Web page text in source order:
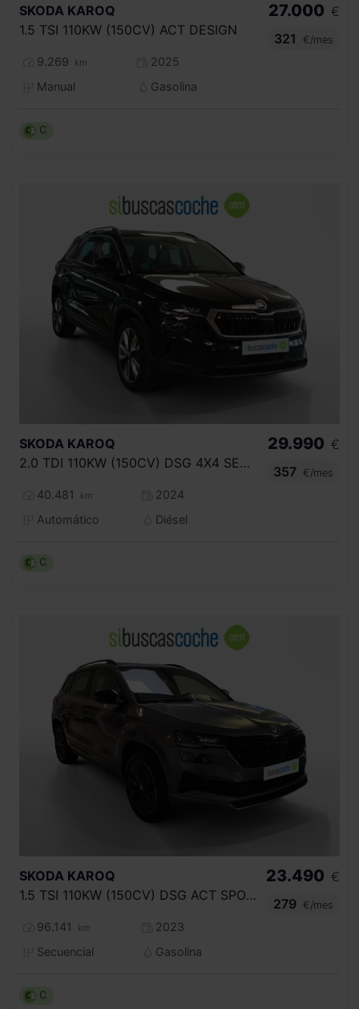
SKODA KAROQ
1.5 TSI 110KW (150CV) ACT DESIGN
9.269 km
2025
Manual
Gasolina
27.000 €
321
€/mes
C
SKODA KAROQ
2.0 TDI 110KW (150CV) DSG 4X4 SELECTION
40.481 km
2024
Automático
Diésel
29.990 €
357
€/mes
C
SKODA KAROQ
1.5 TSI 110KW (150CV) DSG ACT SPORTLINE
96.141 km
2023
Secuencial
Gasolina
23.490 €
279
€/mes
C